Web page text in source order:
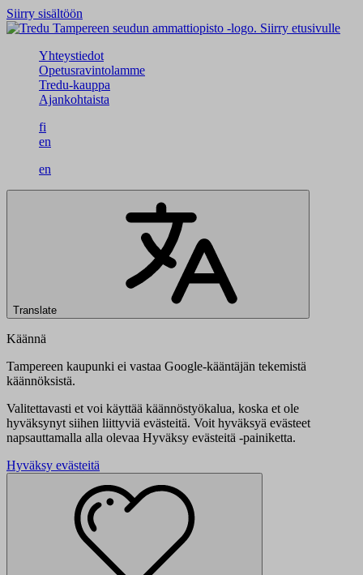
Siirry sisältöön
Siirry etusivulle
Yhteystiedot
Opetusravintolamme
Tredu-kauppa
Ajankohtaista
fi
en
en
Translate
Käännä
Tampereen kaupunki ei vastaa Google-kääntäjän tekemistä
käännöksistä.
Valitettavasti et voi käyttää käännöstyökalua, koska et ole
hyväksynyt siihen liittyviä evästeitä. Voit hyväksyä evästeet
napsauttamalla alla olevaa Hyväksy evästeitä -painiketta.
Hyväksy evästeitä